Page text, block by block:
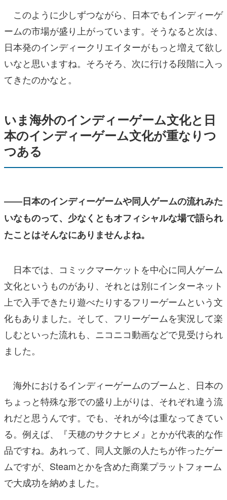
このように少しずつながら、日本でもインディーゲ
ームの市場が盛り上がっています。そうなると次は、
日本発のインディークリエイターがもっと増えて欲し
いなと思いますね。そろそろ、次に行ける段階に入っ
てきたのかなと。
いま海外のインディーゲーム文化と日
本のインディーゲーム文化が重なりつ
つある
――日本のインディーゲームや同人ゲームの流れみた
いなものって、少なくともオフィシャルな場で語られ
たことはそんなにありませんよね。
日本では、コミックマーケットを中心に同人ゲーム
文化というものがあり、それとは別にインターネット
上で入手できたり遊べたりするフリーゲームという文
化もありました。そして、フリーゲームを実況して楽
しむといった流れも、ニコニコ動画などで見受けられ
ました。
海外におけるインディーゲームのブームと、日本の
ちょっと特殊な形での盛り上がりは、それぞれ違う流
れだと思うんです。でも、それが今は重なってきてい
る。例えば、『天穂のサクナヒメ』とかが代表的な作
品ですね。あれって、同人文脈の人たちが作ったゲー
ムですが、Steamとかを含めた商業プラットフォーム
で大成功を納めました。